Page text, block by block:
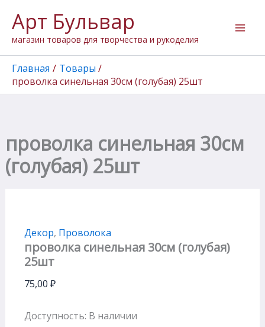
содержимому
Арт Бульвар
магазин товаров для творчества и рукоделия
Главная
Товары
проволка синельная 30см (голубая) 25шт
проволка синельная 30см
(голубая) 25шт
Декор, Проволока
проволка синельная 30см (голубая)
25шт
75,00 ₽
Доступность: В наличии
товара
проволка
синельная
30см
(голубая)